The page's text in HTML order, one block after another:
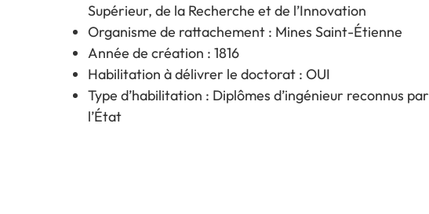
Supérieur, de la Recherche et de l’Innovation
Organisme de rattachement : Mines Saint-Étienne
Année de création : 1816
Habilitation à délivrer le doctorat : OUI
Type d’habilitation : Diplômes d’ingénieur reconnus par
l’État